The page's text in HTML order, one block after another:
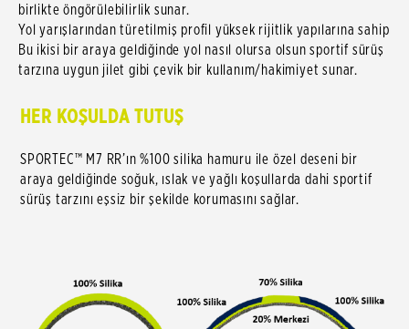
birlikte öngörülebilirlik sunar.
Yol yarışlarından türetilmiş profil yüksek rijitlik yapılarına sahip
Bu ikisi bir araya geldiğinde yol nasıl olursa olsun sportif sürüş
tarzına uygun jilet gibi çevik bir kullanım/hakimiyet sunar.
HER KOŞULDA TUTUŞ
SPORTEC™ M7 RR’ın %100 silika hamuru ile özel deseni bir
araya geldiğinde soğuk, ıslak ve yağlı koşullarda dahi sportif
sürüş tarzını eşsiz bir şekilde korumasını sağlar.